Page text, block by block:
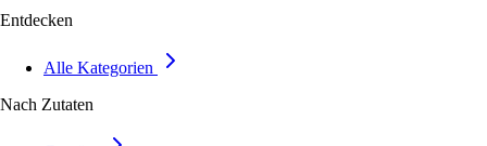
Entdecken
Alle Kategorien
Nach Zutaten